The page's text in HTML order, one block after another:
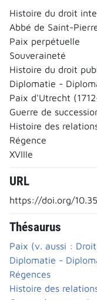
Histoire du droit
Abbé de Saint-
Paix perpétuelle
Souveraineté
Histoire du droit
Diplomatie -
Paix d'Utrecht
Guerre de
Histoire des
Régence
XVIIIe
URL
https://doi.org/
Thésaurus
Paix (v. aussi :
Diplomatie -
Régences
Histoire des